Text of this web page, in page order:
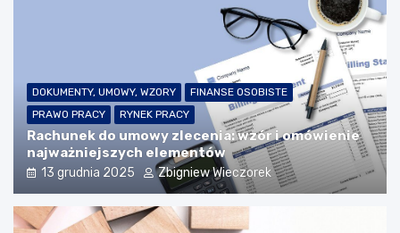
DOKUMENTY, UMOWY, WZORY
FINANSE OSOBISTE
PRAWO PRACY
RYNEK PRACY
Rachunek do umowy zlecenia: wzór i omówienie
najważniejszych elementów
13 grudnia 2025 Zbigniew Wieczorek